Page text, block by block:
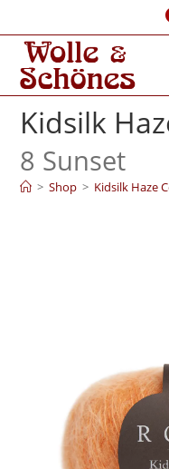
Kidsilk
8 Sunset
> Shop > Kidsilk Haze